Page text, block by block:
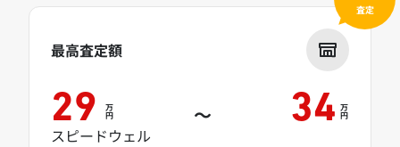
最高査定額
29 万
円 ～ 34 万
円
スピードウェル
査定